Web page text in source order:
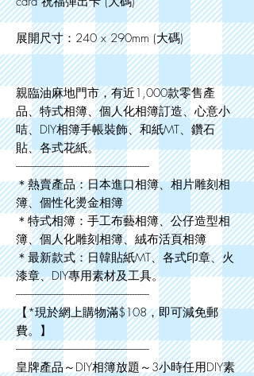
展開尺寸：240 x 290mm (大碼)
親臨油麻地門市，有近1,000款零售產
品、特式相簿、個人化相簿訂造、心意小
咭、DIY相簿手帳裝飾、和紙MT、鑽石
貼、各式花紙。
--------------------------------------------------------
＊熱賣產品：日本進口相簿、相片雕刻相
簿、個性化燙金相簿
＊特式相簿：手工布藝相簿、公仔造型相
簿、個人化雕刻相簿、絨布活頁相簿
＊最新款式：日韓貼紙MT、各式印章、火
漆章、DIY專用素材及工具。
--------------------------------------------------------
【*現於網上購物滿$108，即可減免郵
費。】
--------------------------------------------------------
皇牌產品～DIY相簿放題～3小時任用DIY素